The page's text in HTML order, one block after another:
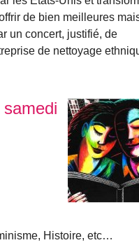
de bien meilleures
un concert, justifié, de
de nettoyage
Histoire, etc…